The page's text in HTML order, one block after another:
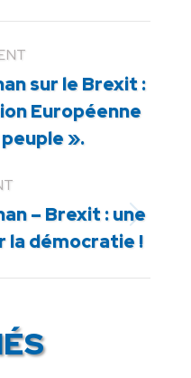
sur le Brexit :
Européenne
».
– Brexit : une
la démocratie !